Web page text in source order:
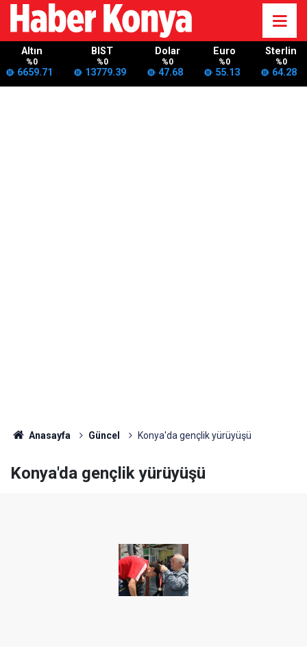
Altın
%0
6659.71
BIST
%0
13779.39
Dolar
%0
47.68
Euro
%0
55.13
Sterlin
%0
64.28
Anasayfa Güncel Konya'da gençlik yürüyüşü
Konya'da gençlik yürüyüşü